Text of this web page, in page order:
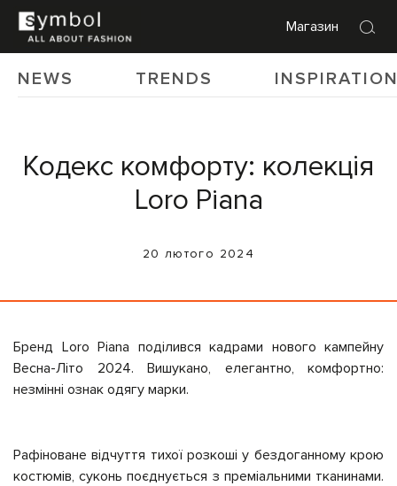
Магазин
NEWS TRENDS
Кодекс комфорту: колекція
Loro Piana
20 лютого 2024
Бренд Loro Piana поділився кадрами нового кампейну
Весна-Літо 2024. Вишукано, елегантно, комфортно:
незмінні ознак одягу марки.
Рафіноване відчуття тихої розкоші у бездоганному крою
костюмів, суконь поєднується з преміальними тканинами.